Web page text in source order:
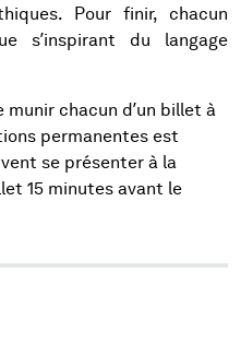
Pour finir, chacun
s’inspirant du langage
chacun d’un billet à
permanentes est
se présenter à la
15 minutes avant le